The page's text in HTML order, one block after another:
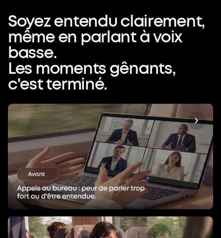
Soyezentenduclairement,
mêmeen parlantàvoix
basse.
Les momentsgênants,
c'estterminé.